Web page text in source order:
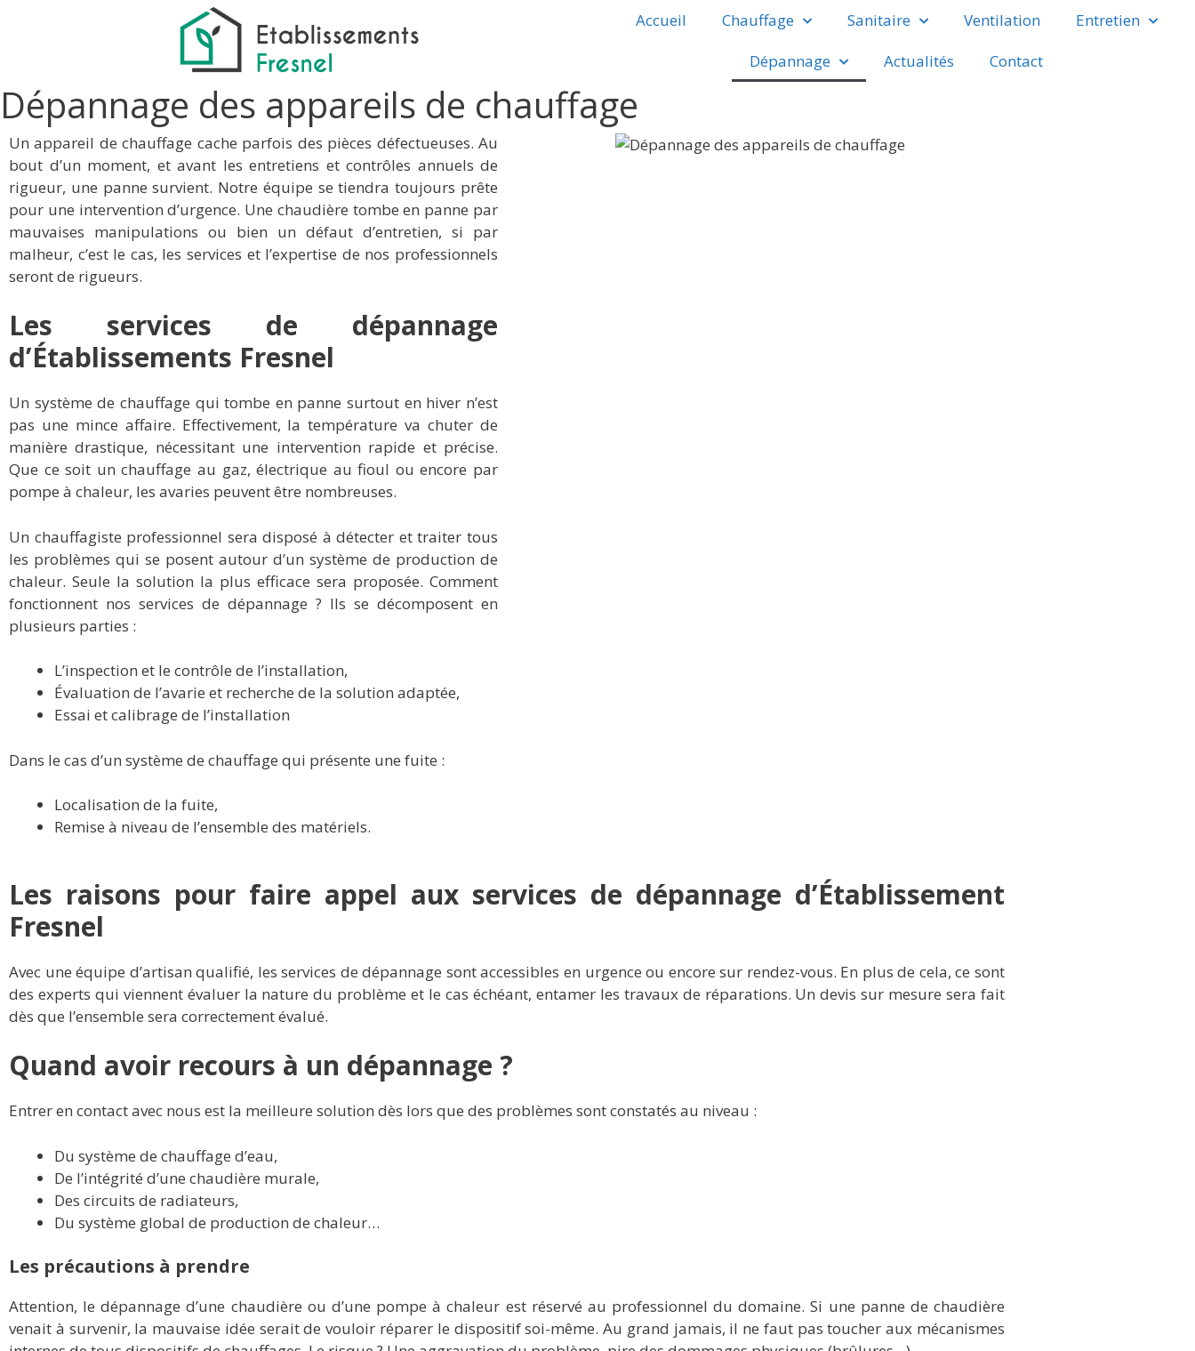
Accueil Chauffage Sanitaire Ventilation
Entretien
Dépannage
Actualités Contact
Dépannage des appareils de chauffage
Un appareil de chauffage cache parfois des pièces défectueuses. Au
bout d’un moment, et avant les entretiens et contrôles annuels de
rigueur, une panne survient. Notre équipe se tiendra toujours prête
pour une intervention d’urgence. Une chaudière tombe en panne par
mauvaises manipulations ou bien un défaut d’entretien, si par
malheur, c’est le cas, les services et l’expertise de nos professionnels
seront de rigueurs.
Les services de dépannage
d’Établissements Fresnel
Un système de chauffage qui tombe en panne surtout en hiver n’est
pas une mince affaire. Effectivement, la température va chuter de
manière drastique, nécessitant une intervention rapide et précise.
Que ce soit un chauffage au gaz, électrique au fioul ou encore par
pompe à chaleur, les avaries peuvent être nombreuses.
Un chauffagiste professionnel sera disposé à détecter et traiter tous
les problèmes qui se posent autour d’un système de production de
chaleur. Seule la solution la plus efficace sera proposée. Comment
fonctionnent nos services de dépannage ? Ils se décomposent en
plusieurs parties :
L’inspection et le contrôle de l’installation,
Évaluation de l’avarie et recherche de la solution adaptée,
Essai et calibrage de l’installation
Dans le cas d’un système de chauffage qui présente une fuite :
Localisation de la fuite,
Remise à niveau de l’ensemble des matériels.
Les raisons pour faire appel aux services de dépannage d’Établissement
Fresnel
Avec une équipe d’artisan qualifié, les services de dépannage sont accessibles en urgence ou encore sur rendez-vous. En plus de cela, ce sont
des experts qui viennent évaluer la nature du problème et le cas échéant, entamer les travaux de réparations. Un devis sur mesure sera fait
dès que l’ensemble sera correctement évalué.
Quand avoir recours à un dépannage ?
Entrer en contact avec nous est la meilleure solution dès lors que des problèmes sont constatés au niveau :
Du système de chauffage d’eau,
De l’intégrité d’une chaudière murale,
Des circuits de radiateurs,
Du système global de production de chaleur…
Les précautions à prendre
Attention, le dépannage d’une chaudière ou d’une pompe à chaleur est réservé au professionnel du domaine. Si une panne de chaudière
venait à survenir, la mauvaise idée serait de vouloir réparer le dispositif soi-même. Au grand jamais, il ne faut pas toucher aux mécanismes